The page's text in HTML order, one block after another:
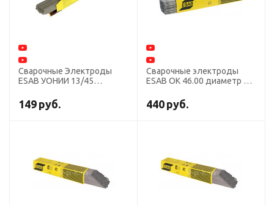
Сварочные Электроды
ESAB УОНИИ 13/45
кг
149 руб.
Сварочные электроды
ESAB ОК 46.00 диаметр 5,0
440 руб.